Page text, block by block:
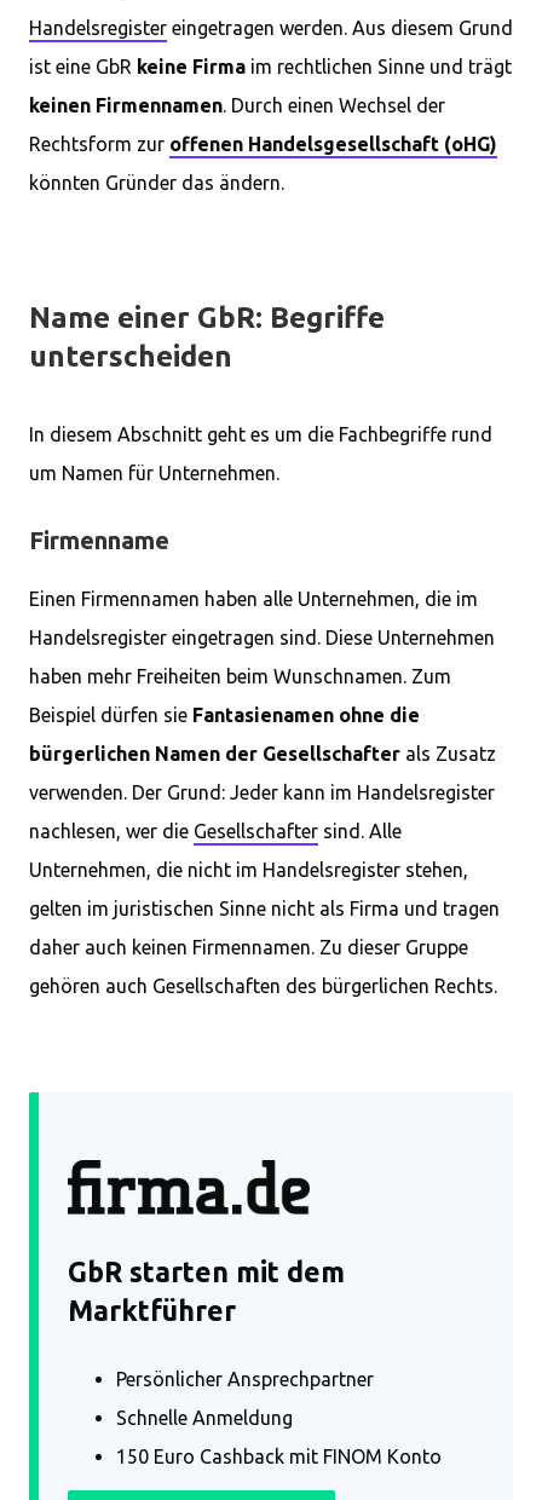
Handelsregister eingetragen werden. Aus diesem Grund
ist eine GbR keine Firma im rechtlichen Sinne und trägt
keinen Firmennamen. Durch einen Wechsel der
Rechtsform zur offenen Handelsgesellschaft (oHG)
könnten Gründer das ändern.
Name einer GbR: Begriffe
unterscheiden
In diesem Abschnitt geht es um die Fachbegriffe rund
um Namen für Unternehmen.
Firmenname
Einen Firmennamen haben alle Unternehmen, die im
Handelsregister eingetragen sind. Diese Unternehmen
haben mehr Freiheiten beim Wunschnamen. Zum
Beispiel dürfen sie Fantasienamen ohne die
bürgerlichen Namen der Gesellschafter als Zusatz
verwenden. Der Grund: Jeder kann im Handelsregister
nachlesen, wer die Gesellschafter sind. Alle
Unternehmen, die nicht im Handelsregister stehen,
gelten im juristischen Sinne nicht als Firma und tragen
daher auch keinen Firmennamen. Zu dieser Gruppe
gehören auch Gesellschaften des bürgerlichen Rechts.
GbR starten mit dem
Marktführer
Persönlicher Ansprechpartner
Schnelle Anmeldung
150 Euro Cashback mit FINOM Konto